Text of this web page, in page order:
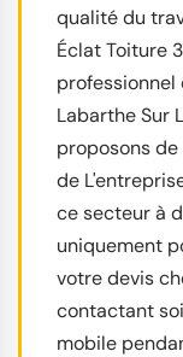
qualité du
Éclat Toiture
professionnel
Labarthe Sur
proposons de
de
ce secteur à
uniquement
votre devis
contactant
mobile